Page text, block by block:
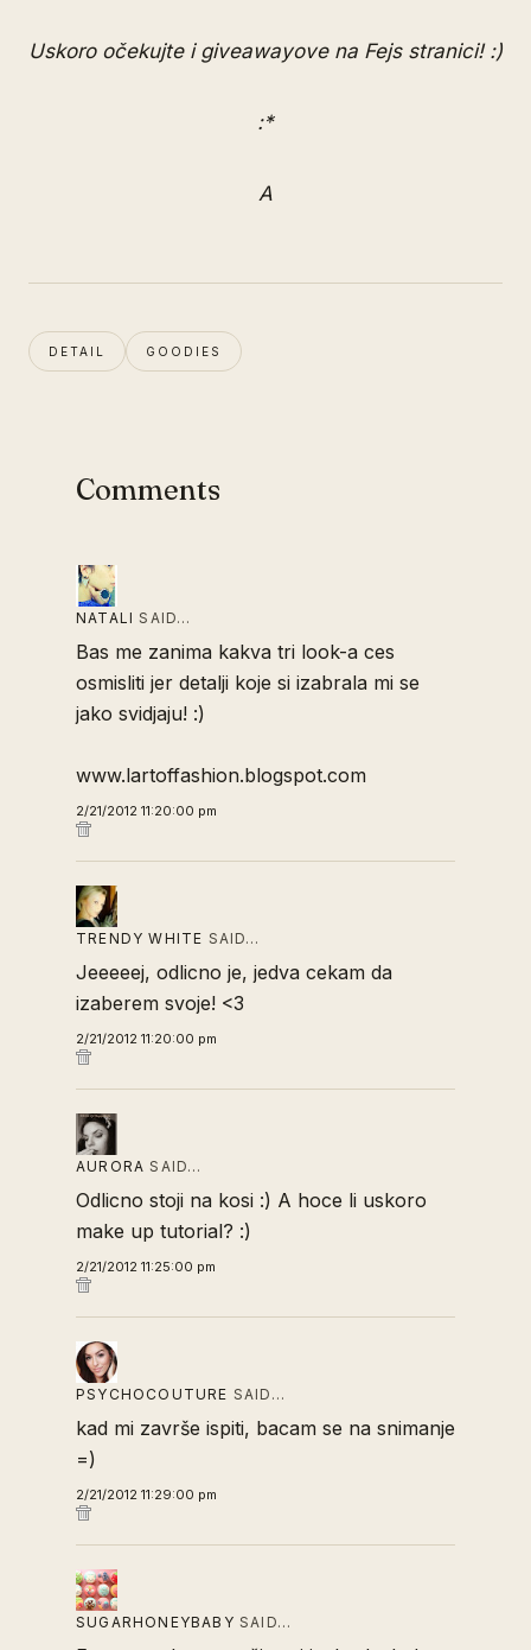
Uskoro očekujte i giveawayove na Fejs stranici! :)
:*
A
DETAIL GOODIES
Comments
NATALI SAID…
Bas me zanima kakva tri look-a ces
osmisliti jer detalji koje si izabrala mi se
jako svidjaju! :)
www.lartoffashion.blogspot.com
2/21/2012 11:20:00 pm
TRENDY WHITE SAID…
Jeeeeej, odlicno je, jedva cekam da
izaberem svoje! <3
2/21/2012 11:20:00 pm
AURORA SAID…
Odlicno stoji na kosi :) A hoce li uskoro
make up tutorial? :)
2/21/2012 11:25:00 pm
PSYCHOCOUTURE SAID…
kad mi završe ispiti, bacam se na snimanje
=)
2/21/2012 11:29:00 pm
SUGARHONEYBABY SAID…